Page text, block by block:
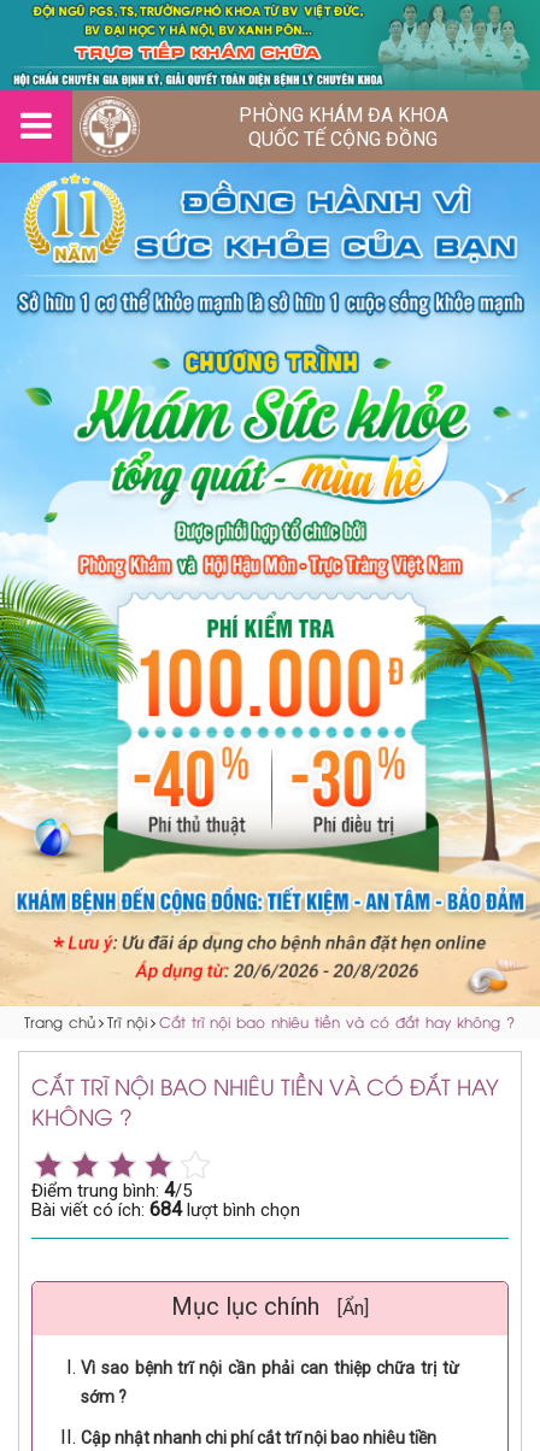
PHÒNG KHÁM ĐA KHOA
QUỐC TẾ CỘNG ĐỒNG
Trang chủ Trĩ nội Cắt trĩ nội bao nhiêu tiền và có đắt hay không ?
CẮT TRĨ NỘI BAO NHIÊU TIỀN VÀ CÓ ĐẮT HAY
KHÔNG ?
Điểm trung bình: 4/5
Bài viết có ích: 684lượt bình chọn
Mục lục chính [Ẩn]
Vì sao bệnh trĩ nội cần phải can thiệp chữa trị từ
sớm ?
Cập nhật nhanh chi phí cắt trĩ nội bao nhiêu tiền